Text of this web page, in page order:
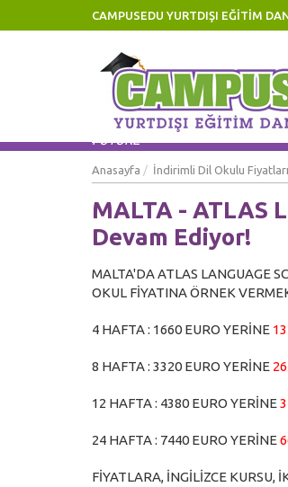
CAMPUSEDU YURTDIŞI EĞİTİM
Eğitiminize Yatırım,
FUTURE
Anasayfa İndirimli Dil Okulu Fiyatları
MALTA - ATLAS
Devam Ediyor!
MALTA'DA ATLAS LANGUAGE
OKUL FİYATINA ÖRNEK
4 HAFTA : 1660 EURO YERİNE
8 HAFTA : 3320 EURO YERİNE
12 HAFTA : 4380 EURO YERİNE
24 HAFTA : 7440 EURO YERİNE
FİYATLARA, İNGİLİZCE KURSU,